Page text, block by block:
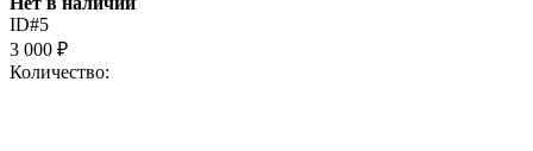
ID#5
3 000 ₽
Количество: